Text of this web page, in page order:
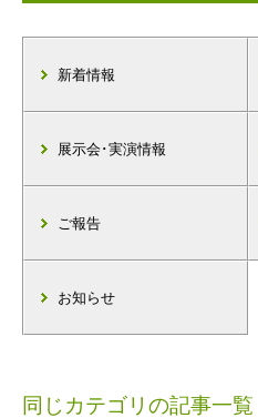
新着情報
展示会･実演情報
ご報告
お知らせ
同じカテゴリの記事一覧